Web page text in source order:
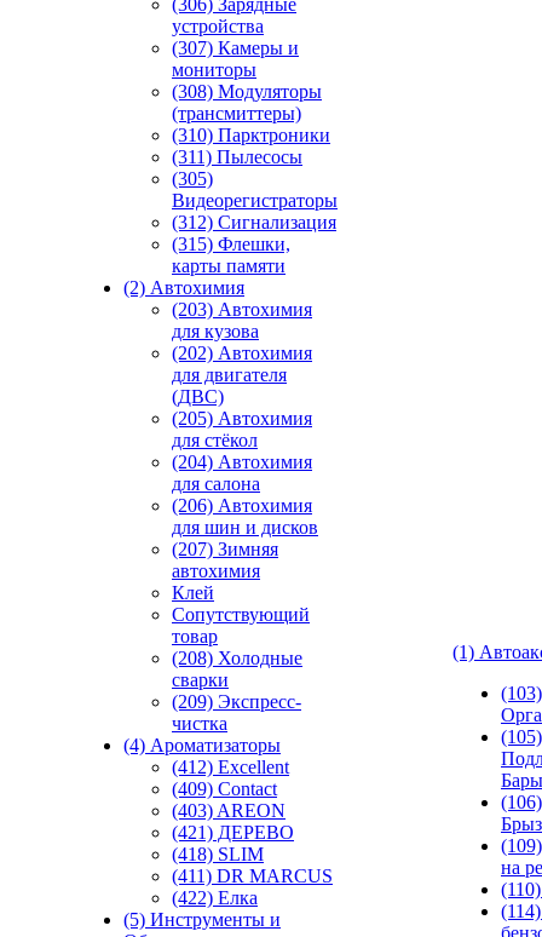
(306) Зарядные
устройства
(307) Камеры и
мониторы
(308) Модуляторы
(трансмиттеры)
(310) Парктроники
(311) Пылесосы
(305)
Видеорегистраторы
(312) Сигнализация
(315) Флешки,
карты памяти
(2) Автохимия
(203) Автохимия
для кузова
(202) Автохимия
для двигателя
(ДВС)
(205) Автохимия
для стёкол
(204) Автохимия
для салона
(206) Автохимия
для шин и дисков
(207) Зимняя
автохимия
Клей
Сопутствующий
товар
(208) Холодные
сварки
(209) Экспреcс-
чистка
(4) Ароматизаторы
(412) Excellent
(409) Contact
(403) AREON
(421) ДЕРЕВО
(418) SLIM
(411) DR MARCUS
(422) Елка
(5) Инструменты и
(1)
(105)
Бары
(106)
на